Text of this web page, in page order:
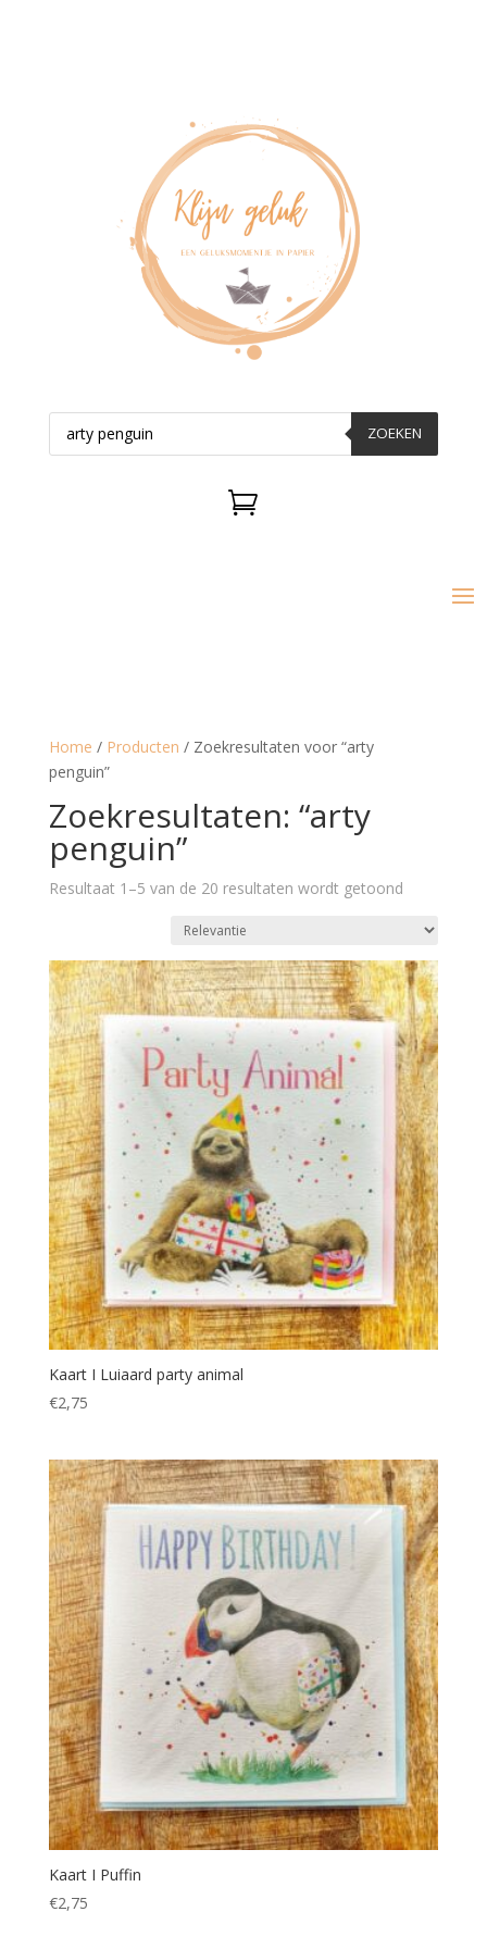
Producten
zoeken ZOEKEN

Home / Producten / Zoekresultaten voor “arty
penguin”
Zoekresultaten: “arty
penguin”
Resultaat 1–5 van de 20 resultaten wordt getoond
Kaart I Luiaard party animal
€2,75
Kaart I Puffin
€2,75